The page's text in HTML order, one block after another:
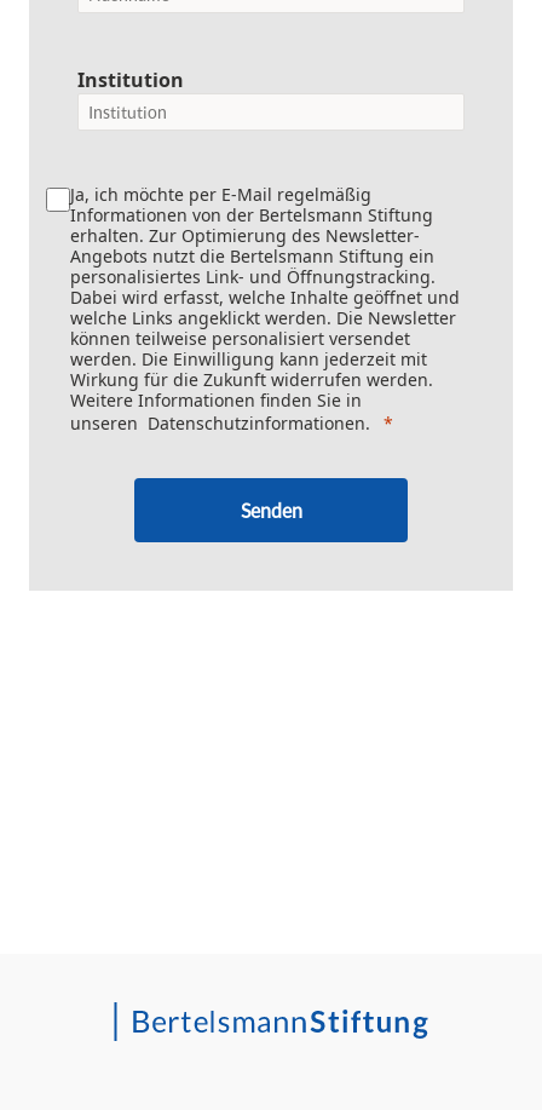
Institution
Ja, ich möchte per E-Mail regelmäßig
Informationen von der Bertelsmann Stiftung
erhalten. Zur Optimierung des Newsletter-
Angebots nutzt die Bertelsmann Stiftung ein
personalisiertes Link- und Öffnungstracking.
Dabei wird erfasst, welche Inhalte geöffnet und
welche Links angeklickt werden. Die Newsletter
können teilweise personalisiert versendet
werden. Die Einwilligung kann jederzeit mit
Wirkung für die Zukunft widerrufen werden.
Weitere Informationen finden Sie in
unseren Datenschutzinformationen.
Senden